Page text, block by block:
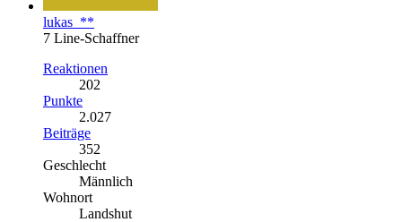
lukas_**
7 Line-Schaffner
Reaktionen
202
Punkte
2.027
Beiträge
352
Geschlecht
Männlich
Wohnort
Landshut